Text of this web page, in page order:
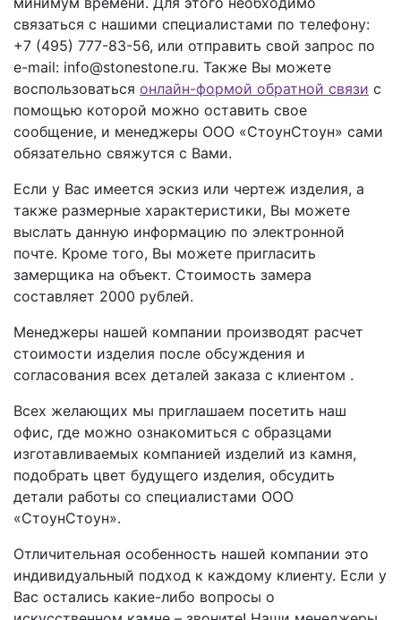
связаться с нашими специалистами по телефону:
+7 (495) 777-83-56, или отправить свой запрос по
e-mail: info@stonestone.ru. Также Вы можете
воспользоваться онлайн-формой обратной связи с
помощью которой можно оставить свое
сообщение, и менеджеры ООО «СтоунСтоун» сами
обязательно свяжутся с Вами.
Если у Вас имеется эскиз или чертеж изделия, а
также размерные характеристики, Вы можете
выслать данную информацию по электронной
почте. Кроме того, Вы можете пригласить
замерщика на объект. Стоимость замера
составляет 2000 рублей.
Менеджеры нашей компании производят расчет
стоимости изделия после обсуждения и
согласования всех деталей заказа с клиентом .
Всех желающих мы приглашаем посетить наш
офис, где можно ознакомиться с образцами
изготавливаемых компанией изделий из камня,
подобрать цвет будущего изделия, обсудить
детали работы со специалистами ООО
«СтоунСтоун».
Отличительная особенность нашей компании это
индивидуальный подход к каждому клиенту. Если у
Вас остались какие-либо вопросы о